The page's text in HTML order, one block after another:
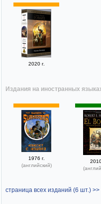
2020 г.
Издания на иностранных
1976 г.
(английский)
страница всех изданий (6 шт.) >>